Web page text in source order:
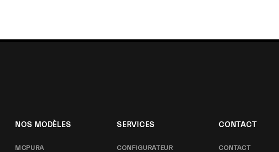
NOS MODÈLES
MCPURA
SERVICES
CONFIGURATEUR
CONTACT
CONTACT